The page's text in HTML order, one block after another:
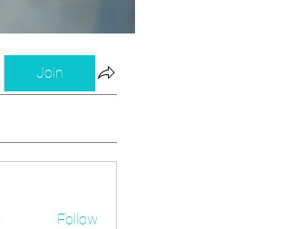
Join
Follow